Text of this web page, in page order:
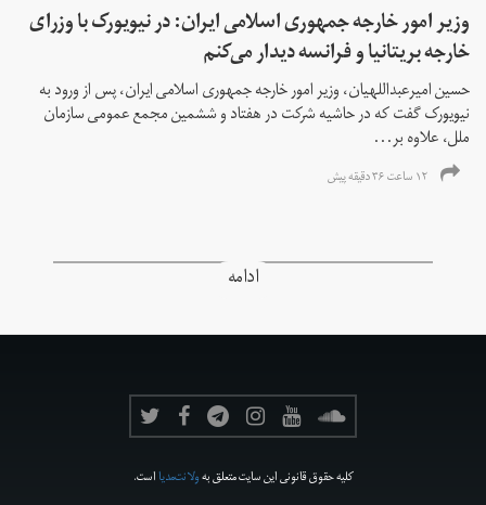
وزیر امور خارجه جمهوری اسلامی ایران: در نیویورک با وزرای
خارجه بریتانیا و فرانسه دیدار می‌کنم
حسین امیرعبداللهیان، وزیر امور خارجه جمهوری اسلامی ایران، پس از ورود به
نیویورک گفت که در حاشیه شرکت در هفتاد و ششمین مجمع عمومی سازمان
ملل، علاوه بر...
۱۲ ساعت ۳۶ دقیقه پیش
ادامه
کلیه حقوق قانونی این سایت متعلق بهولانت‌مدیااست.